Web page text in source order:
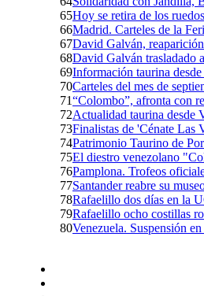
65Hoy se retira de los
66Madrid. Carteles de la
67David Galván,
68David Galván trasladado
69Información taurina desde
70Carteles del mes de
71“Colombo”, afronta con
72Actualidad taurina desde
73Finalistas de 'Cénate Las
74Patrimonio Taurino de
75El diestro venezolano
76Pamplona. Trofeos
77Santander reabre su
78Rafaelillo dos días en la
79Rafaelillo ocho costillas
80Venezuela. Suspensión